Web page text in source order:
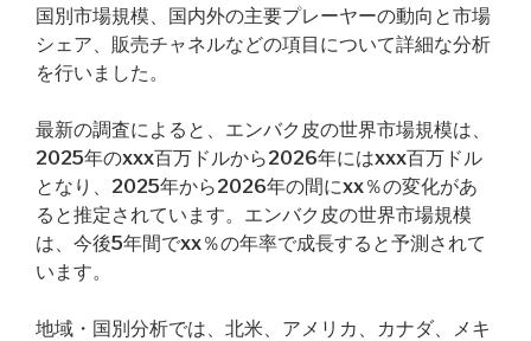
国別市場規模、国内外の主要プレーヤーの動向と市場
シェア、販売チャネルなどの項目について詳細な分析
を行いました。
最新の調査によると、エンバク皮の世界市場規模は、
2025年のxxx百万ドルから2026年にはxxx百万ドル
となり、2025年から2026年の間にxx％の変化があ
ると推定されています。エンバク皮の世界市場規模
は、今後5年間でxx％の年率で成長すると予測されて
います。
地域・国別分析では、北米、アメリカ、カナダ、メキ